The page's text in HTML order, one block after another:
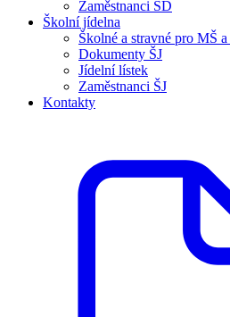
Zaměstnanci ŠD
Školní jídelna
Školné a stravné pro MŠ
Dokumenty ŠJ
Jídelní lístek
Zaměstnanci ŠJ
Kontakty